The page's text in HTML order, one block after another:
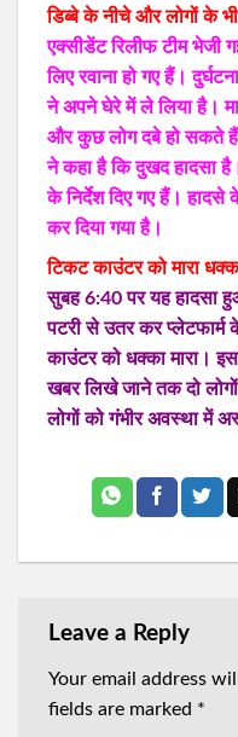
डिब्‍बे के नीचे और लोगों के
एक्सीडेंट रिलीफ टीम भेजी
लिए रवाना हो गए हैं।
ने अपने घेरे में ले लिया है।
और कुछ लोग दबे हो सकते
ने कहा है कि दुखद हादसा
के निर्देश दिए गए हैं।
कर दिया गया है।
टिकट काउंटर को मारा
सुबह 6:40 पर यह हादसा
पटरी से उतर कर प्लेटफार्म
काउंटर को धक्का मारा।
खबर लिखे जाने तक दो
लोगों को गंभीर अवस्था में
Leave a Reply
Your email address
fields are marked *